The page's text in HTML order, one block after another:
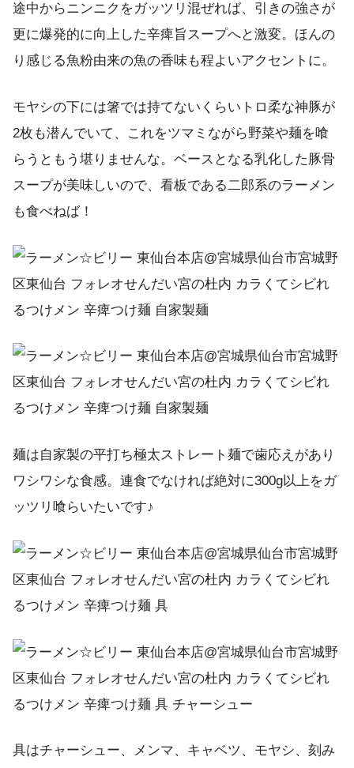
途中からニンニクをガッツリ混ぜれば、引きの強さが
更に爆発的に向上した辛痺旨スープへと激変。ほんの
り感じる魚粉由来の魚の香味も程よいアクセントに。
モヤシの下には箸では持てないくらいトロ柔な神豚が
2枚も潜んでいて、これをツマミながら野菜や麺を喰
らうともう堪りませんな。ベースとなる乳化した豚骨
スープが美味しいので、看板である二郎系のラーメン
も食べねば！
麺は自家製の平打ち極太ストレート麺で歯応えがあり
ワシワシな食感。連食でなければ絶対に300g以上をガ
ッツリ喰らいたいです♪
具はチャーシュー、メンマ、キャベツ、モヤシ、刻み